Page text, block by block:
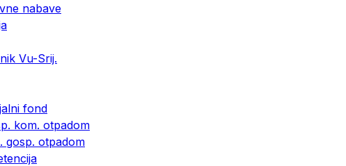
nabave
Vu-Srij.
fond
kom. otpadom
gosp. otpadom